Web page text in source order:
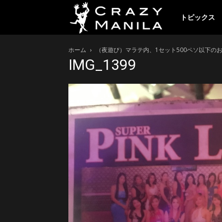
レ
イ
ー
マ
トピックス
ホーム （夜遊び）マラテ内、1セット500ペソ以下
IMG_1399